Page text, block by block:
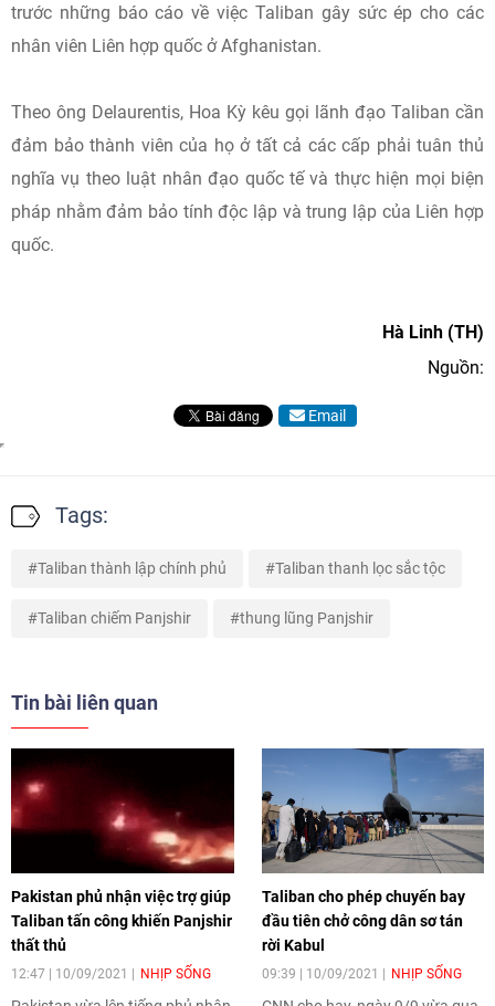
trước những báo cáo về việc Taliban gây sức ép cho các
nhân viên Liên hợp quốc ở Afghanistan.
Theo ông Delaurentis, Hoa Kỳ kêu gọi lãnh đạo Taliban cần
đảm bảo thành viên của họ ở tất cả các cấp phải tuân thủ
nghĩa vụ theo luật nhân đạo quốc tế và thực hiện mọi biện
pháp nhằm đảm bảo tính độc lập và trung lập của Liên hợp
quốc.
Hà Linh (TH)
Nguồn:
Email
Tags:
Taliban thành lập chính phủ Taliban thanh lọc sắc tộc
Taliban chiếm Panjshir thung lũng Panjshir
Tin bài liên quan
Pakistan phủ nhận việc trợ giúp
Taliban tấn công khiến Panjshir
thất thủ
12:47 | 10/09/2021 NHỊP SỐNG
Taliban cho phép chuyến bay
đầu tiên chở công dân sơ tán
rời Kabul
09:39 | 10/09/2021 NHỊP SỐNG